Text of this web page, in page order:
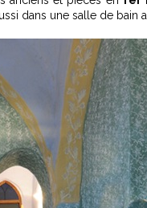
dans une salle de bain